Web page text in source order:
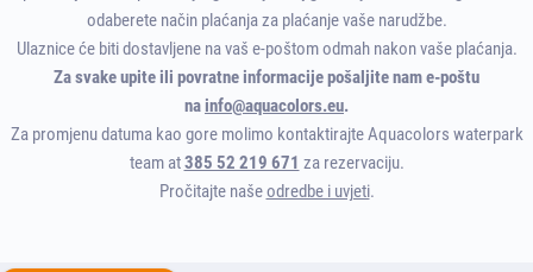
odaberete način plaćanja za plaćanje vaše narudžbe.
Ulaznice će biti dostavljene na vaš e-poštom odmah nakon vaše plaćanja.
Za svake upite ili povratne informacije pošaljite nam e-poštu
na info@aquacolors.eu.
Za promjenu datuma kao gore molimo kontaktirajte Aquacolors waterpark
team at385 52 219 671 za rezervaciju.
Pročitajte našeodredbe i uvjeti.